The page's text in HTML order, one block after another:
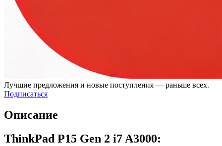
Лучшие предложения и новые поступления — раньше всех.
Подписаться
Описание